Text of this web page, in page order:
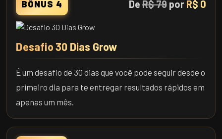
BÔNUS 4 DeR$ 79por R$ 0
Desafio 30 Dias Grow
É um desafio de 30 dias que você pode seguir desde o
primeiro dia para te entregar resultados rápidos em
apenas um mês.